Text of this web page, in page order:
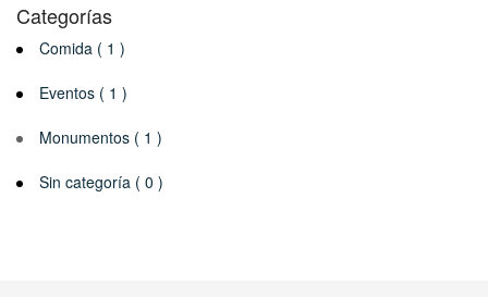
Categorías
Comida ( 1 )
Eventos ( 1 )
Monumentos ( 1 )
Sin categoría ( 0 )